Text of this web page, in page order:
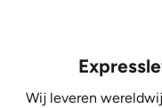
Wij leveren